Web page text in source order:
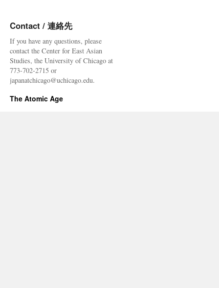
Contact / 連絡先
If you have any questions, please
contact the Center for East Asian
Studies, the University of Chicago at
773-702-2715 or
japanatchicago@uchicago.edu.
The Atomic Age